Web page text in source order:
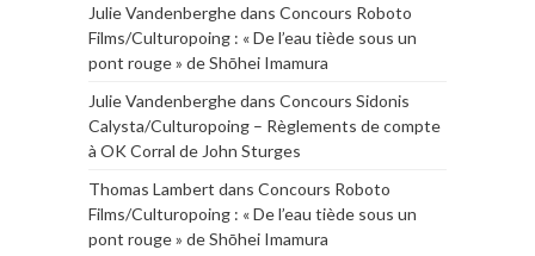
Julie Vandenberghedans Concours Roboto
Films/Culturopoing : « De l’eau tiède sous un
pont rouge » de Shōhei Imamura
Julie Vandenberghedans Concours Sidonis
Calysta/Culturopoing – Règlements de compte
à OK Corral de John Sturges
Thomas Lambert dans Concours Roboto
Films/Culturopoing : « De l’eau tiède sous un
pont rouge » de Shōhei Imamura